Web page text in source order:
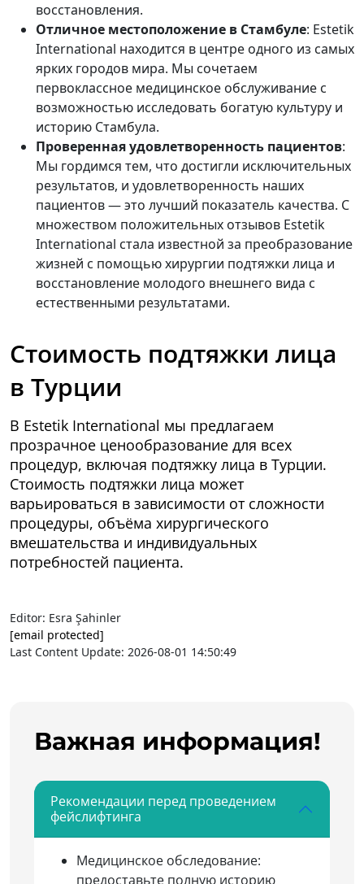
восстановления.
Отличное местоположение в Стамбуле: Estetik
International находится в центре одного из самых
ярких городов мира. Мы сочетаем
первоклассное медицинское обслуживание с
возможностью исследовать богатую культуру и
историю Стамбула.
Проверенная удовлетворенность пациентов:
Мы гордимся тем, что достигли исключительных
результатов, и удовлетворенность наших
пациентов — это лучший показатель качества. С
множеством положительных отзывов Estetik
International стала известной за преобразование
жизней с помощью хирургии подтяжки лица и
восстановление молодого внешнего вида с
естественными результатами.
Стоимость подтяжки лица
в Турции
В Estetik International мы предлагаем
прозрачное ценообразование для всех
процедур, включая подтяжку лица в Турции.
Стоимость подтяжки лица может
варьироваться в зависимости от сложности
процедуры, объёма хирургического
вмешательства и индивидуальных
потребностей пациента.
Editor: Esra Şahinler
[email protected]
Last Content Update: 2026-08-01 14:50:49
Важная информация!
Рекомендации перед проведением
фейслифтинга
Медицинское обследование:
предоставьте полную историю